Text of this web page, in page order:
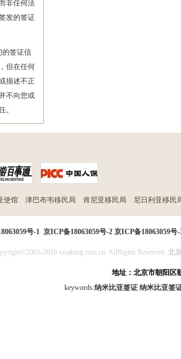
非任何法
发的签证
的签证信
但在任何
描述不正
不向您或
。
使馆 津巴布韦移民局 肯尼亚移民局 尼日利亚移民
号-1 京ICP备18063059号-2 京ICP备18063059号-
2018 visaking.com.cn. AllRights Reserved. 北
地址：北京市朝阳区
keywords:纳米比亚签证 纳米比亚签